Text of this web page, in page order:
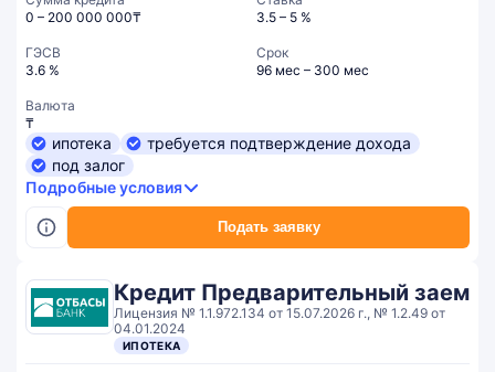
Подать заявку
0 – 200 000 000₸
3.5 – 5 %
ГЭСВ
3.6 %
Срок
96 мес – 300 мес
Валюта
₸
ипотека
требуется подтверждение дохода
под залог
Подробные условия
Кредит Предварительный заем
Лицензия № 1.1.972.134 от 15.07.2026 г., № 1.2.49 от
04.01.2024
ИПОТЕКА